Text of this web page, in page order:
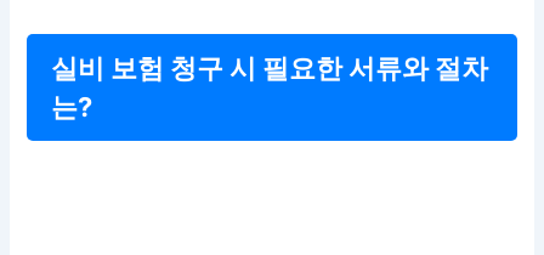
실비 보험 청구 시 필요한 서류와 절차
는?